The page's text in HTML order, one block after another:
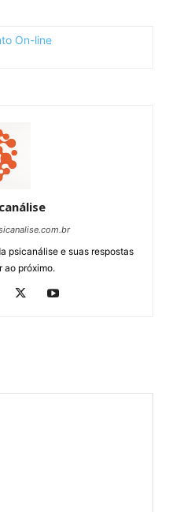
psicanálise e suas respostas
ao próximo.